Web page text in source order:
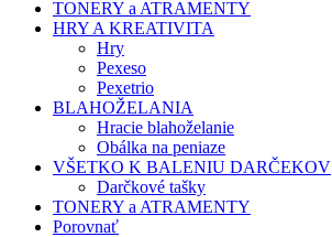
TONERY a ATRAMENTY
HRY A KREATIVITA
Hry
Pexeso
Pexetrio
BLAHOŽELANIA
Hracie blahoželanie
Obálka na peniaze
VŠETKO K BALENIU DARČEKOV
Darčkové tašky
TONERY a ATRAMENTY
Porovnať